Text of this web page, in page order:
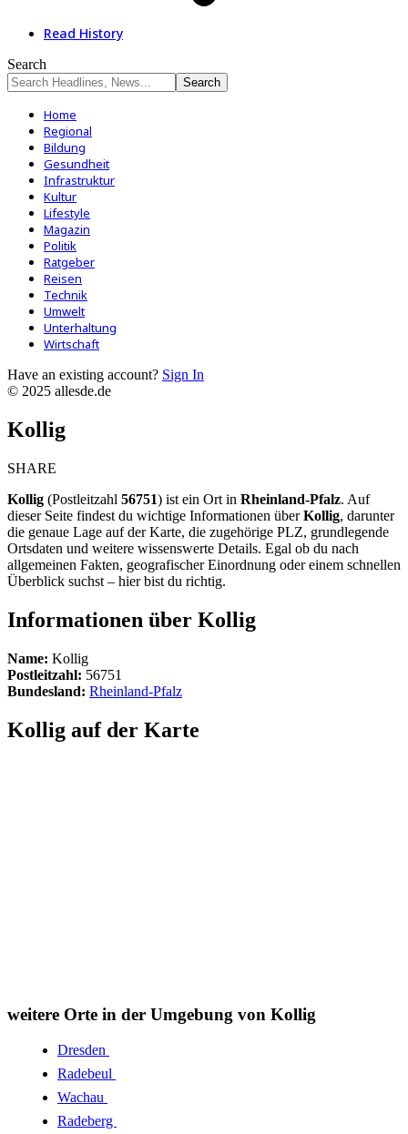
Read History
Search
Home
Regional
Bildung
Gesundheit
Infrastruktur
Kultur
Lifestyle
Magazin
Politik
Ratgeber
Reisen
Technik
Umwelt
Unterhaltung
Wirtschaft
Have an existing account? Sign In
© 2025 allesde.de
Kollig
SHARE
Kollig (Postleitzahl 56751) ist ein Ort in Rheinland-Pfalz. Auf
dieser Seite findest du wichtige Informationen überKollig, darunter
die genaue Lage auf der Karte, die zugehörige PLZ, grundlegende
Ortsdaten und weitere wissenswerte Details. Egal ob du nach
allgemeinen Fakten, geografischer Einordnung oder einem schnellen
Überblick suchst – hier bist du richtig.
Informationen über Kollig
Name: Kollig
Postleitzahl: 56751
Bundesland: Rheinland-Pfalz
Kollig auf der Karte
weitere Orte in der Umgebung von Kollig
Dresden
Radebeul
Wachau
Radeberg